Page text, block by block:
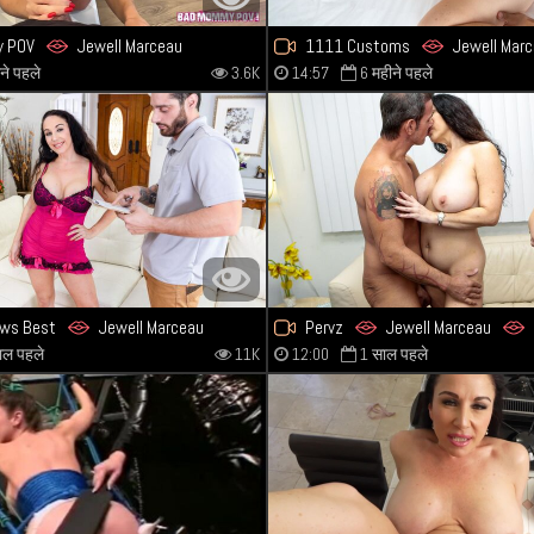
POV Jewell Marceau
पहले 3.6K
1111 Customs Jewell
14:57 6 महीने पहले
Best Jewell Marceau
पहले 11K
Pervz Jewell Marceau
12:00 1 साल पहले